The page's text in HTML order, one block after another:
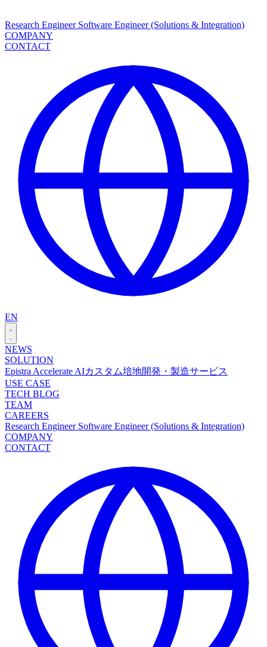
Research Engineer Software Engineer (Solutions & Integration)
COMPANY
CONTACT
EN
NEWS
SOLUTION
Epistra Accelerate AIカスタム培地開発・製造サービス
USE CASE
TECH BLOG
TEAM
CAREERS
Research Engineer Software Engineer (Solutions & Integration)
COMPANY
CONTACT